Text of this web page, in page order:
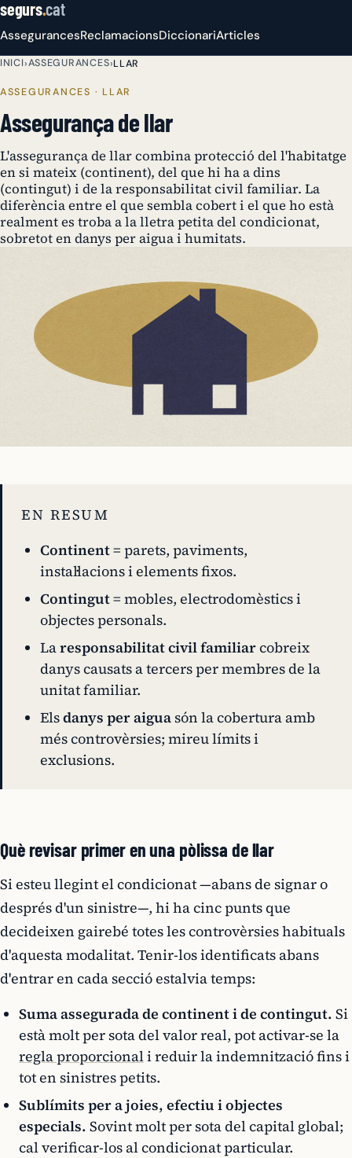
segurs.cat
AssegurancesReclamacionsDiccionariArticles
INICI›ASSEGURANCES›LLAR
ASSEGURANCES · LLAR
Assegurança de llar
L'assegurança de llar combina protecció del l'habitatge
en si mateix (continent), del que hi ha a dins
(contingut) i de la responsabilitat civil familiar. La
diferència entre el que sembla cobert i el que ho està
realment es troba a la lletra petita del condicionat,
sobretot en danys per aigua i humitats.
EN RESUM
Continent= parets, paviments,
instal·lacions i elements fixos.
Contingut= mobles, electrodomèstics i
objectes personals.
Laresponsabilitat civil familiarcobreix
danys causats a tercers per membres de la
unitat familiar.
Elsdanys per aiguasón la cobertura amb
més controvèrsies; mireu límits i
exclusions.
Què revisar primer en una pòlissa de llar
Si esteu llegint el condicionat —abans de signar o
després d'un sinistre—, hi ha cinc punts que
decideixen gairebé totes les controvèrsies habituals
d'aquesta modalitat. Tenir-los identificats abans
d'entrar en cada secció estalvia temps:
Suma assegurada de continent i de contingut. Si
està molt per sota del valor real, pot activar-se la
regla proporcionali reduir la indemnització fins i
tot en sinistres petits.
Sublímits per a joies, efectiu i objectes
especials. Sovint molt per sota del capital global;
cal verificar-los al condicionat particular.